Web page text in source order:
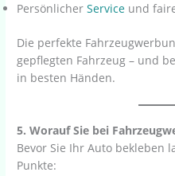
PersönlicherService und
Die perfekte
gepflegten Fahrzeug – und
in besten Händen.
5. Worauf Sie bei
Bevor Sie Ihr Auto bekleben
Punkte: